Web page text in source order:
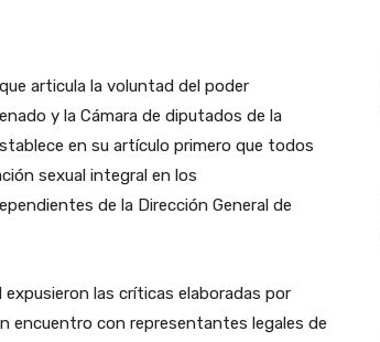
articula la voluntad del poder
y la Cámara de diputados de la
en su artículo primero que todos
sexual integral en los
de la Dirección General de
las críticas elaboradas por
encuentro con representantes legales de